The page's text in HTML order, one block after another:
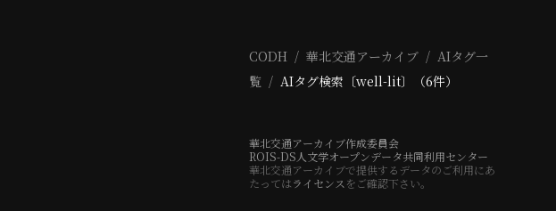
CODH 華北交通アーカイブ
AIタグ一
覧
AIタグ検索〔well-lit〕（6件）
華北交通アーカイブ作成委員会
ROIS-DS人文学オープンデータ共同利用センター
華北交通アーカイブで提供するデータのご利用にあ
たってはライセンス をご確認下さい。